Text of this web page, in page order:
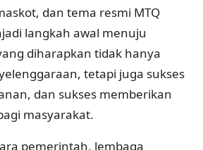
dan tema resmi MTQ
langkah awal menuju
diharapkan tidak hanya
tetapi juga sukses
dan sukses memberikan
masyarakat.
pemerintah, lembaga